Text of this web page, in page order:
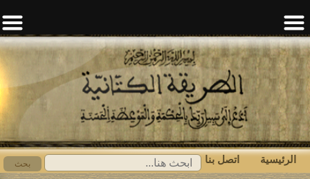
ابحث
عن:
بحث الرئيسية اتصل بنا